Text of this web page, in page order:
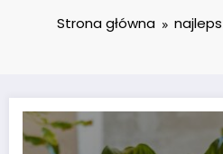
Strona główna